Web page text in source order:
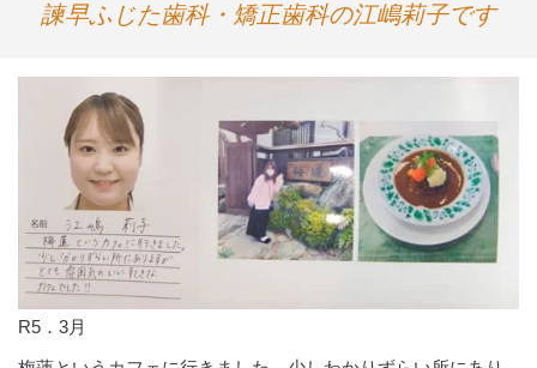
諫早ふじた歯科・矯正歯科の江嶋莉子です
R5．3月